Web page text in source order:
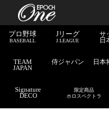
プロ野球
BASEBALL
Jリーグ
J.LEAGUE
サ
日
TEAM
JAPAN
侍ジャパン 日本
Signature
DECO
限定商品
ホロスペクトラ